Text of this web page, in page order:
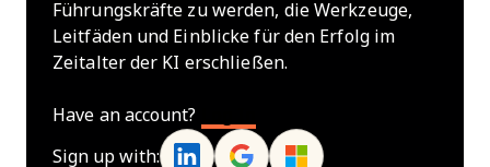
Führungskräfte zu werden, die Werkzeuge,
Leitfäden und Einblicke für den Erfolg im
Zeitalter der KI erschließen.
Have an account?
Sign up with: